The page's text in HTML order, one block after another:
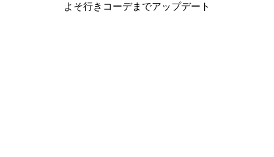
よそ行きコーデまでアップデート